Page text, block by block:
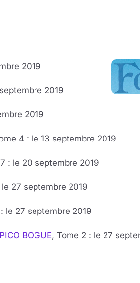
2019
2019
2019
4 : le 13 septembre 2019
: le 20 septembre 2019
le 27 septembre 2019
le 27 septembre 2019
BOGUE, Tome 2 : le 27